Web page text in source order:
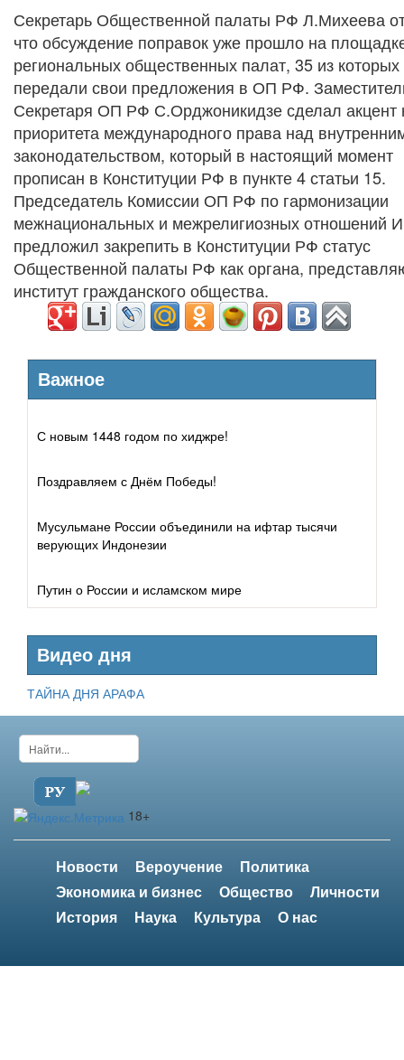
Секретарь Общественной палаты РФ Л.Михеева
что обсуждение поправок уже прошло на
региональных общественных палат, 35 из которых
передали свои предложения в ОП РФ.
Секретаря ОП РФ С.Орджоникидзе сделал акцент
приоритета международного права над
законодательством, который в настоящий момент
прописан в Конституции РФ в пункте 4 статьи 15.
Председатель Комиссии ОП РФ по гармонизации
межнациональных и межрелигиозных отношений
предложил закрепить в Конституции РФ статус
Общественной палаты РФ как органа,
институт гражданского общества.
Важное
С новым 1448 годом по хиджре!
Поздравляем с Днём Победы!
Мусульмане России объединили на ифтар тысячи
верующих Индонезии
Путин о России и исламском мире
Видео дня
ТАЙНА ДНЯ АРАФА
Новости Вероучение
Политика
Экономика и бизнес
Общество
Личности
История
Наука Культура О нас
18+